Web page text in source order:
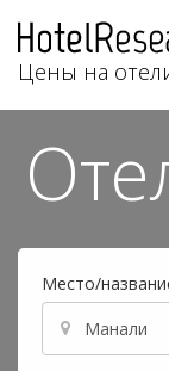
Цены на
Место/